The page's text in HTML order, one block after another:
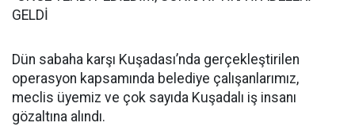
GELDİ
Dün sabaha karşı Kuşadası’nda gerçekleştirilen
operasyon kapsamında belediye çalışanlarımız,
meclis üyemiz ve çok sayıda Kuşadalı iş insanı
gözaltına alındı.